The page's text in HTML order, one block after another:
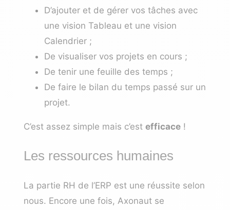
D’ajouter et de gérer vos tâches avec
une vision Tableau et une vision
Calendrier ;
De visualiser vos projets en cours ;
De tenir une feuille des temps ;
De faire le bilan du temps passé sur un
projet.
C’est assez simple mais c’est efficace !
Les ressources humaines
La partie RH de l’ERP est une réussite selon
nous. Encore une fois, Axonaut se